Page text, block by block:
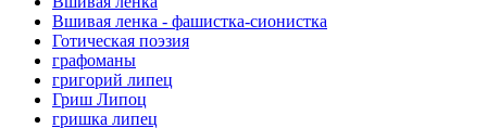
Вшивая ленка - фашистка-сионистка
Готическая поэзия
графоманы
григорий липец
Гриш Липоц
гришка липец